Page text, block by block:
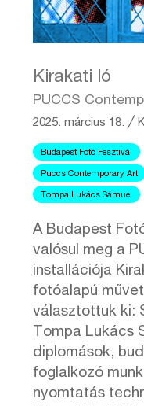
Kirakati ló
PUCCS
2025. március 18. ╱
Budapest Fotó Fesztivál
Puccs Contemporary Art
Tompa Lukács Sámuel
A Budapest
valósul meg a
installációja
fotóalapú
választottuk ki:
Tompa Lukács
diplomások,
foglalkozó
nyomtatás